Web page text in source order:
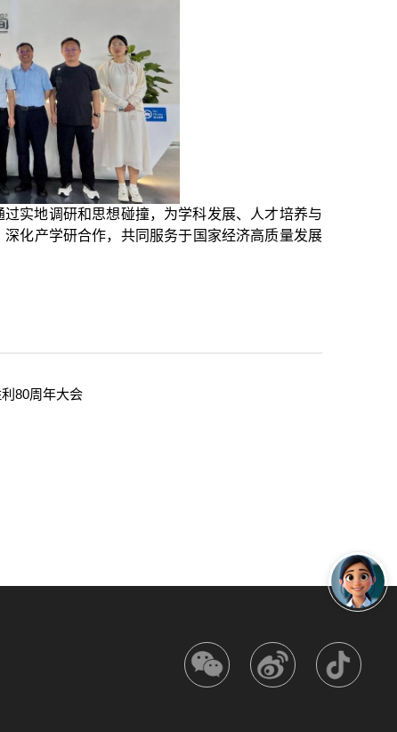
实地调研和思想碰撞，为学科发展、人才培养与
化产学研合作，共同服务于国家经济高质量发展
80周年大会